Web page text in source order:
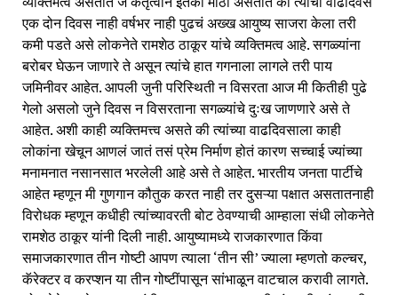
एक दोन दिवस नाही वर्षभर नाही पुढचं अख्ख आयुष्य साजरा केला तरी
कमी पडते असे लोकनेते रामशेठ ठाकूर यांचे व्यक्तिमत्व आहे. सगळ्यांना
बरोबर घेऊन जाणारे ते असून त्यांचे हात गगनाला लागले तरी पाय
जमिनीवर आहेत. आपली जुनी परिस्थिती न विसरता आज मी कितीही पुढे
गेलो असलो जुने दिवस न विसरताना सगळ्यांचे दुःख जाणणारे असे ते
आहेत. अशी काही व्यक्तिमत्त्व असते की त्यांच्या वाढदिवसाला काही
लोकांना खेचून आणलं जातं तसं प्रेम निर्माण होतं कारण सच्चाई ज्यांच्या
मनामनात नसानसात भरलेली आहे असे ते आहेत. भारतीय जनता पार्टीचे
आहेत म्हणून मी गुणगान कौतुक करत नाही तर दुसऱ्या पक्षात असतातनाही
विरोधक म्हणून कधीही त्यांच्यावरती बोट ठेवण्याची आम्हाला संधी लोकनेते
रामशेठ ठाकूर यांनी दिली नाही. आयुष्यामध्ये राजकारणात किंवा
समाजकारणात तीन गोष्टी आपण त्याला ‘तीन सी’ ज्याला म्हणतो कल्चर,
कॅरेक्टर व करप्शन या तीन गोष्टींपासून सांभाळून वाटचाल करावी लागते.